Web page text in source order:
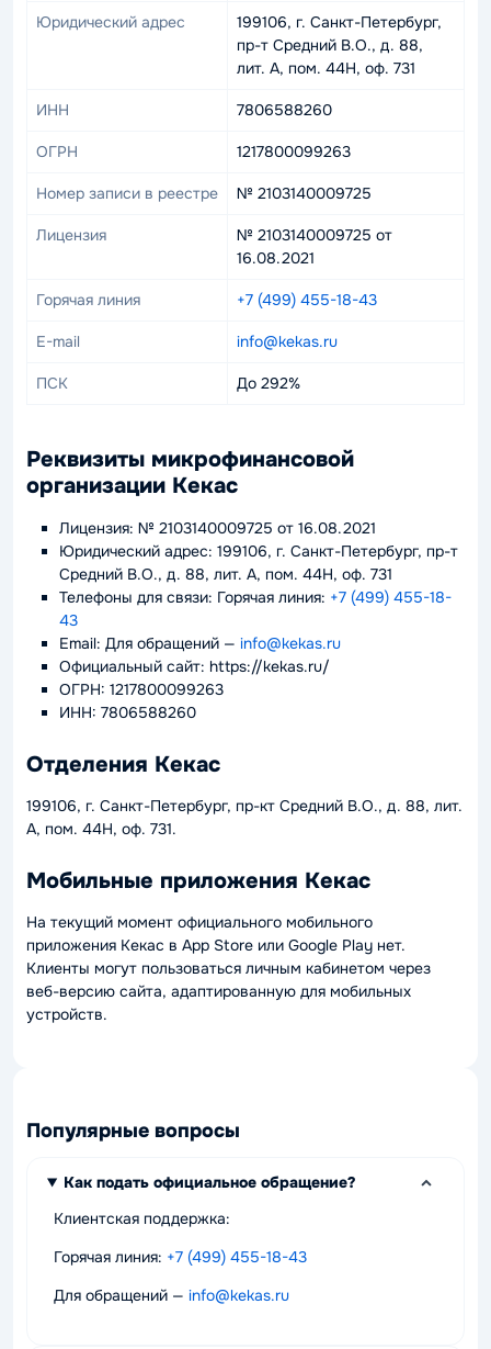
Юридический адрес
199106, г. Санкт-Петербург,
пр-т Средний В.О., д. 88,
лит. А, пом. 44Н, оф. 731
ИНН 7806588260
ОГРН 1217800099263
Номер записи в реестре № 2103140009725
Лицензия
№ 2103140009725 от
16.08.2021
Горячая линия +7 (499) 455-18-43
E-mail info@kekas.ru
ПСК До 292%
Реквизиты микрофинансовой
организации Кекас
Лицензия: № 2103140009725 от 16.08.2021
Юридический адрес: 199106, г. Санкт-Петербург, пр-т
Средний В.О., д. 88, лит. А, пом. 44Н, оф. 731
Телефоны для связи: Горячая линия: +7 (499) 455-18-
43
Email: Для обращений — info@kekas.ru
Официальный сайт: https://kekas.ru/
ОГРН: 1217800099263
ИНН: 7806588260
Отделения Кекас
199106, г. Санкт-Петербург, пр-кт Средний В.О., д. 88, лит.
А, пом. 44Н, оф. 731.
Мобильные приложения Кекас
На текущий момент официального мобильного
приложения Кекас в App Store или Google Play нет.
Клиенты могут пользоваться личным кабинетом через
веб-версию сайта, адаптированную для мобильных
устройств.
Популярные вопросы
Как подать официальное обращение?
Клиентская поддержка:
Горячая линия: +7 (499) 455-18-43
Для обращений — info@kekas.ru